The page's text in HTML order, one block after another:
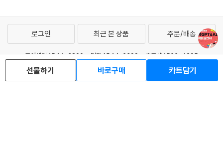
선물하기 바로구매 카트담기
로그인 최근 본 상품 주문/배송
고객센터 1544-3800 티켓 1544-6399
중고샵 1566-4295
eBook 1:1문의/채팅상담
예스이십사(주) 사업자 정보